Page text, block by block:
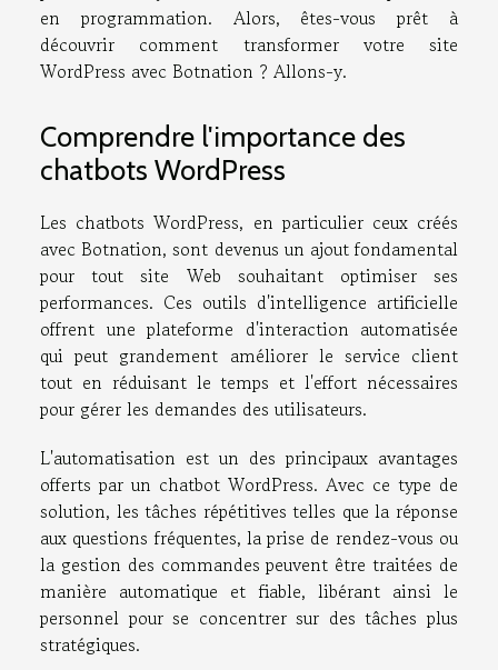
en programmation. Alors, êtes-vous prêt à
découvrir comment transformer votre site
WordPress avec Botnation ? Allons-y.
Comprendre l'importance des
chatbots WordPress
Les chatbots WordPress, en particulier ceux créés
avec Botnation, sont devenus un ajout fondamental
pour tout site Web souhaitant optimiser ses
performances. Ces outils d'intelligence artificielle
offrent une plateforme d'interaction automatisée
qui peut grandement améliorer le service client
tout en réduisant le temps et l'effort nécessaires
pour gérer les demandes des utilisateurs.
L'automatisation est un des principaux avantages
offerts par un chatbot WordPress. Avec ce type de
solution, les tâches répétitives telles que la réponse
aux questions fréquentes, la prise de rendez-vous ou
la gestion des commandes peuvent être traitées de
manière automatique et fiable, libérant ainsi le
personnel pour se concentrer sur des tâches plus
stratégiques.